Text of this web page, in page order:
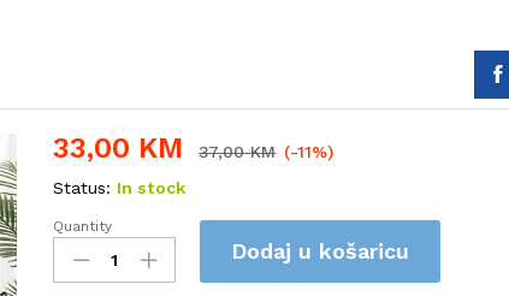
33,00 KM 37,00KM (-11%)
Status: In stock
Jednokrevetna
posteljina
lux-
Quantity
Dodaj u košaricu